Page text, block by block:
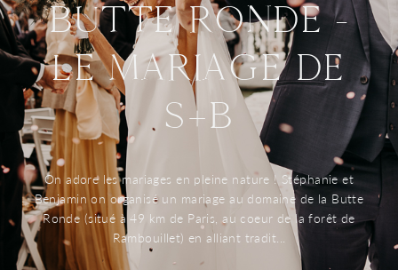
BUTTE RONDE -
LE MARIAGE DE
S+B
On adore les mariages en pleine nature ! Stéphanie et
Benjamin on organisé un mariage au domaine de la Butte
Ronde (situé à 49 km de Paris, au coeur de la forêt de
Rambouillet) en alliant tradit...
FILMMAKER.
POLITIQUE DE CONFIDENTIALITÉ